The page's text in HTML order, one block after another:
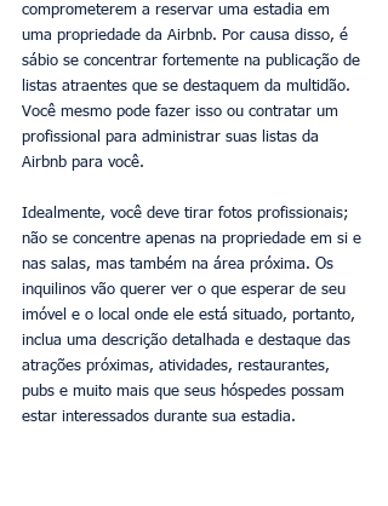
comprometerem a reservar uma estadia em
uma propriedade da Airbnb. Por causa disso, é
sábio se concentrar fortemente na publicação de
listas atraentes que se destaquem da multidão.
Você mesmo pode fazer isso ou contratar um
profissional para administrar suas listas da
Airbnb para você.
Idealmente, você deve tirar fotos profissionais;
não se concentre apenas na propriedade em si e
nas salas, mas também na área próxima. Os
inquilinos vão querer ver o que esperar de seu
imóvel e o local onde ele está situado, portanto,
inclua uma descrição detalhada e destaque das
atrações próximas, atividades, restaurantes,
pubs e muito mais que seus hóspedes possam
estar interessados durante sua estadia.